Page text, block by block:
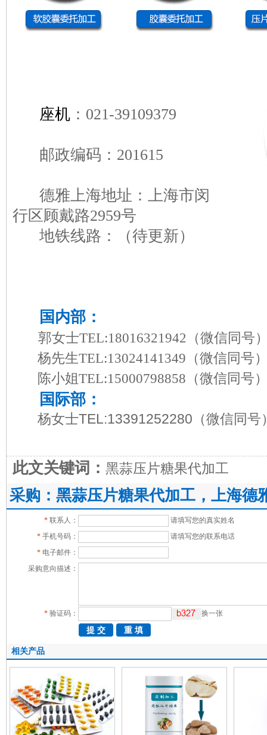
座机 ：021-39109379
邮政编码：201615
德雅上海地址：上海市闵
行区顾戴路2959号
地铁线路：（待更新）
国内部：
郭女士TEL:18016321942 （微信同号
杨先生TEL:13024141349 （微信同号
陈小姐TEL:15000798858 （微信同号
国际部：
杨女士TEL:13391252280 （微信同号
此文关键词： 黑蒜压片糖果代加工
采购：黑蒜压片糖果代加工，上海德
* 联系人：
请填写您的真实姓名
* 手机号码：
请填写您的联系电话
* 电子邮件：
采购意向描述：
* 验证码： 换一张
相关产品